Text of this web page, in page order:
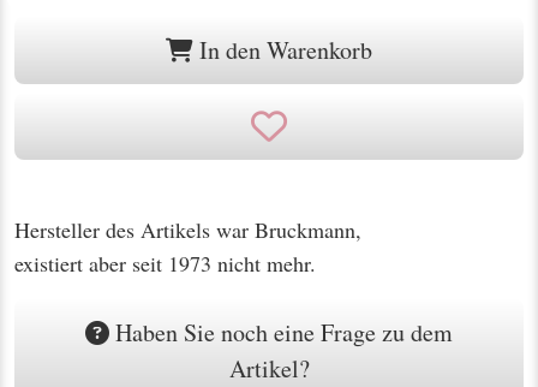
In den Warenkorb
Hersteller des Artikels war Bruckmann,
existiert aber seit 1973 nicht mehr.
Haben Sie noch eine Frage zu dem
Artikel?